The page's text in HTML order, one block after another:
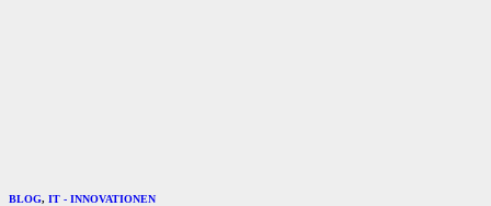
BLOG, IT - INNOVATIONEN